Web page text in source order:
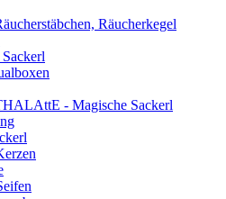
Räucherkegel
- Magische Sackerl